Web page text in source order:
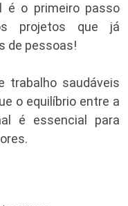
é o primeiro passo
projetos que já
de pessoas!
trabalho saudáveis
o equilíbrio entre a
é essencial para